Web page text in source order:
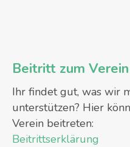
Beitritt zum Verein
Ihr findet gut, was wir
unterstützen? Hier
Verein beitreten:
Beitrittserklärung